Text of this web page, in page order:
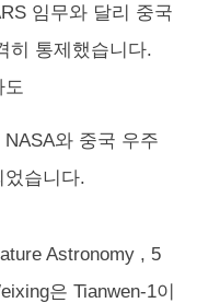
임무와 달리 중국
히 통제했습니다.
와 중국 우주
었습니다.
Astronomy , 5
은 Tianwen-1이